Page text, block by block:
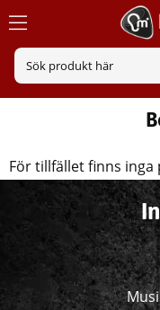
För tillfället finns